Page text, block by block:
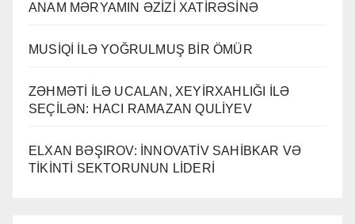
ANAM MƏRYAMIN ƏZİZİ XATİRƏSİNƏ
MUSİQİ İLƏ YOĞRULMUŞ BİR ÖMÜR
ZƏHMƏTİ İLƏ UCALAN, XEYİRXAHLIĞI İLƏ
SEÇİLƏN: HACI RAMAZAN QULİYEV
ELXAN BƏŞIROV: İNNOVATİV SAHİBKAR VƏ
TİKİNTİ SEKTORUNUN LİDERİ